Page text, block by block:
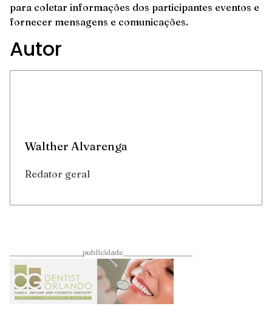
para coletar informações dos participantes eventos e
fornecer mensagens e comunicações.
Autor
Walther Alvarenga
Redator geral
____________________publicidade___________________